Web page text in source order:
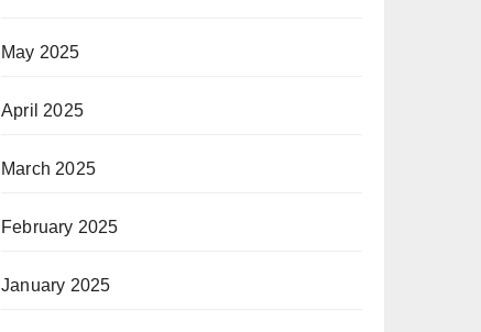
May 2025
April 2025
March 2025
February 2025
January 2025